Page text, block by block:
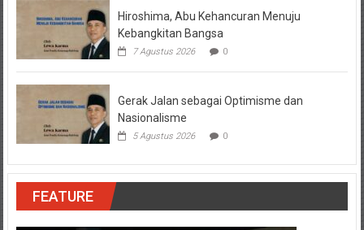
Hiroshima, Abu Kehancuran Menuju
Kebangkitan Bangsa
7 Agustus 2026 0
Gerak Jalan sebagai Optimisme dan
Nasionalisme
5 Agustus 2026 0
FEATURE